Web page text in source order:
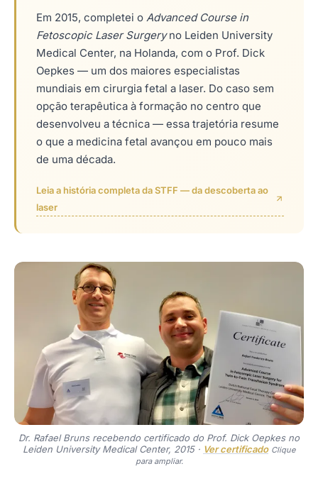
Em 2015, completei o Advanced Course in
Fetoscopic Laser Surgeryno Leiden University
Medical Center, na Holanda, com o Prof. Dick
Oepkes — um dos maiores especialistas
mundiais em cirurgia fetal a laser. Do caso sem
opção terapêutica à formação no centro que
desenvolveu a técnica — essa trajetória resume
o que a medicina fetal avançou em pouco mais
de uma década.
Leia a história completa da STFF — da descoberta ao
laser
Dr. Rafael Bruns recebendo certificado do Prof. Dick Oepkes no
Leiden University Medical Center, 2015 · Ver certificado Clique
para ampliar.